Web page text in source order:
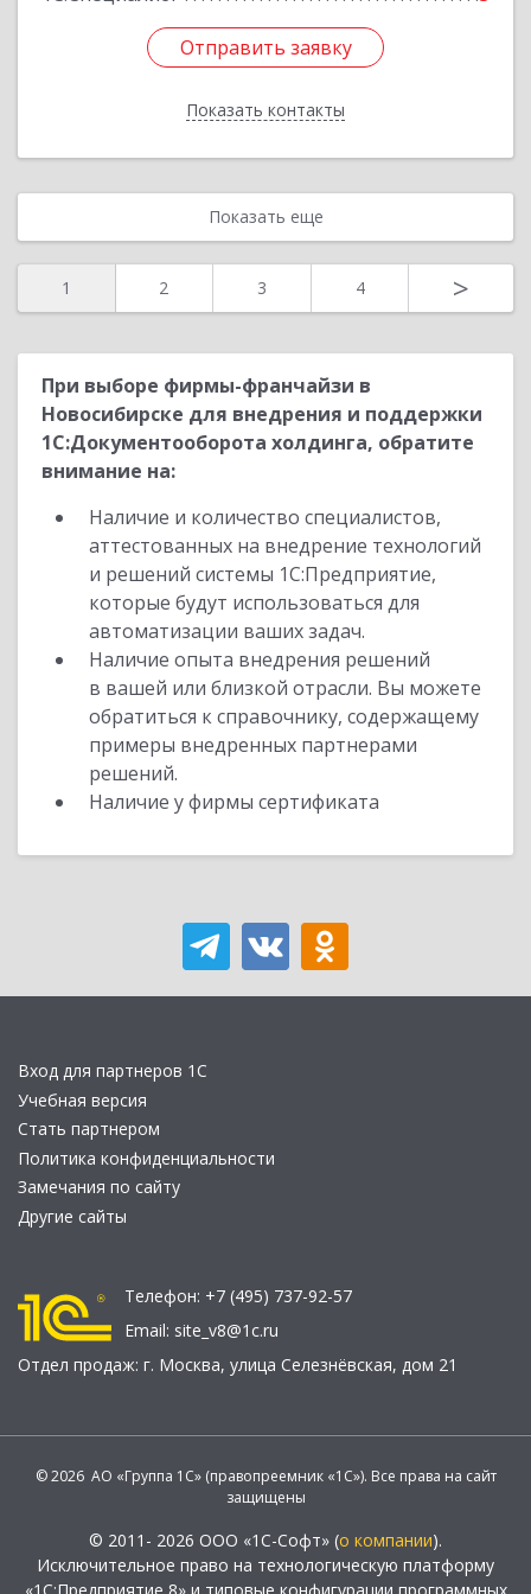
Отправить заявку
Показать контакты
Отправить заявку
Назад
Показать еще
1 2 3 4 >
При выборе фирмы-франчайзи в
Новосибирске для внедрения и поддержки
1С:Документооборота холдинга, обратите
внимание на:
Наличие и количество специалистов,
аттестованных на внедрение технологий
и решений системы 1С:Предприятие,
которые будут использоваться для
автоматизации ваших задач.
Наличие опыта внедрения решений
в вашей или близкой отрасли. Вы можете
обратиться к справочнику, содержащему
примеры внедренных партнерами
решений.
Наличие у фирмы сертификата
Вход для партнеров 1С
Учебная версия
Стать партнером
Политика конфиденциальности
Замечания по сайту
Другие сайты
Телефон: +7 (495) 737-92-57
Email: site_v8@1c.ru
Отдел продаж: г. Москва, улица Селезнёвская, дом 21
© 2026 АО «Группа 1С» (правопреемник «1С»). Все права на сайт
защищены
© 2011- 2026 ООО «1С-Софт» (о компании).
Исключительное право на технологическую платформу